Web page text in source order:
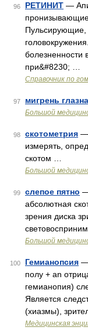
96 РЕТИНИТ —
пронизывающие
Пульсирующие,
болезненности
при&#8230; …
Справочник по
97 мигрень
Большой
98 скотометрия —
измерять,
скотом …
Большой
99 слепое пятно
абсолютная
зрения диска
Большой
100 Гемианопсия —
полу + an
гемианопия)
Является
(хиазмы),
Медицинская